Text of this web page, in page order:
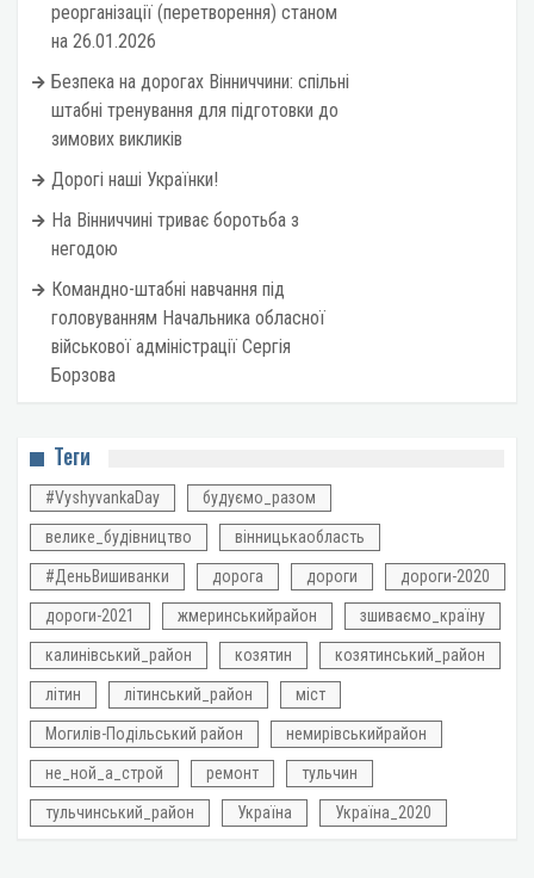
реорганізації (перетворення) станом
на 26.01.2026
Безпека на дорогах Вінниччини: спільні
штабні тренування для підготовки до
зимових викликів
Дорогі наші Українки!
На Вінниччині триває боротьба з
негодою
Командно-штабні навчання під
головуванням Начальника обласної
військової адміністрації Сергія
Борзова
Теги
#VyshyvankaDay будуємо_разом
велике_будівництво вінницькаобласть
#ДеньВишиванки дорога дороги дороги-2020
дороги-2021 жмеринськийрайон зшиваємо_країну
калинівський_район козятин козятинський_район
літин літинський_район міст
Могилів-Подільський район немирівськийрайон
не_ной_а_строй ремонт тульчин
тульчинський_район Україна Україна_2020